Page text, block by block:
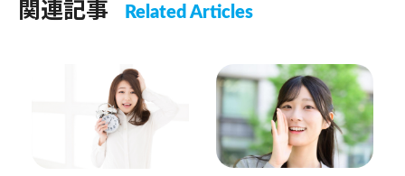
関連記事 Related Articles